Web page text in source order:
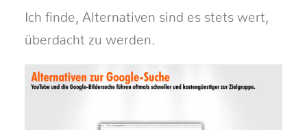
Ich finde, Alternativen sind es stets wert,
überdacht zu werden.